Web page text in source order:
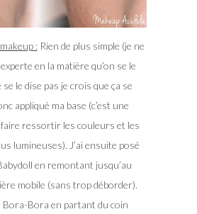
:Rien de plus simple (je ne
en la matière qu’on se le
se le dise pas je crois que ça se
appliqué ma base (c’est une
ressortir les couleurs et les
lumineuses). J’ai ensuite posé
en remontant jusqu’au
mobile (sans trop déborder).
Bora-Bora en partant du coin